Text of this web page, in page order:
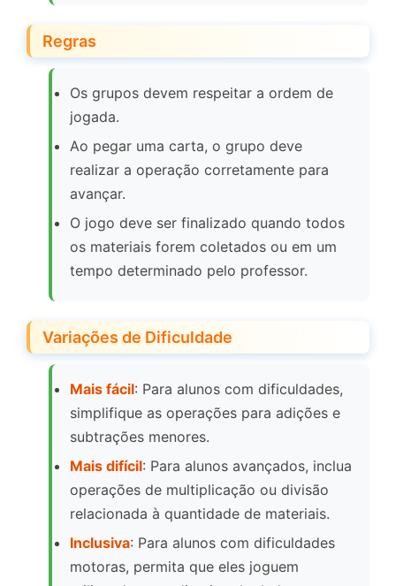
Regras
Os grupos devem respeitar a ordem de
jogada.
Ao pegar uma carta, o grupo deve
realizar a operação corretamente para
avançar.
O jogo deve ser finalizado quando todos
os materiais forem coletados ou em um
tempo determinado pelo professor.
Variações de Dificuldade
Mais fácil: Para alunos com dificuldades,
simplifique as operações para adições e
subtrações menores.
Mais difícil: Para alunos avançados, inclua
operações de multiplicação ou divisão
relacionada à quantidade de materiais.
Inclusiva: Para alunos com dificuldades
motoras, permita que eles joguem